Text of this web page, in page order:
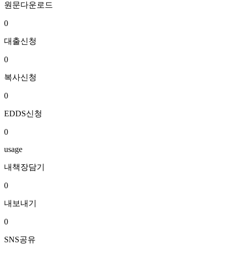
원문다운로드
0
대출신청
0
복사신청
0
EDDS신청
0
usage
내책장담기
0
내보내기
0
SNS공유